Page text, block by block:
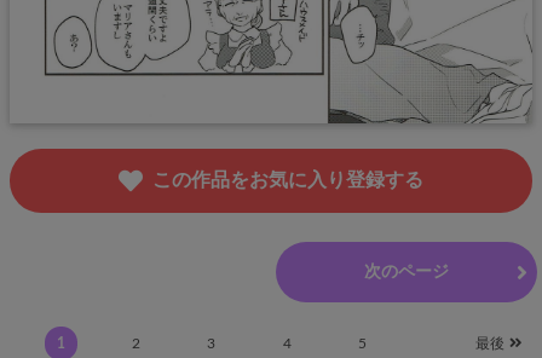
この作品をお気に入り登録する
次のページ
1 2 3 4 5 最後